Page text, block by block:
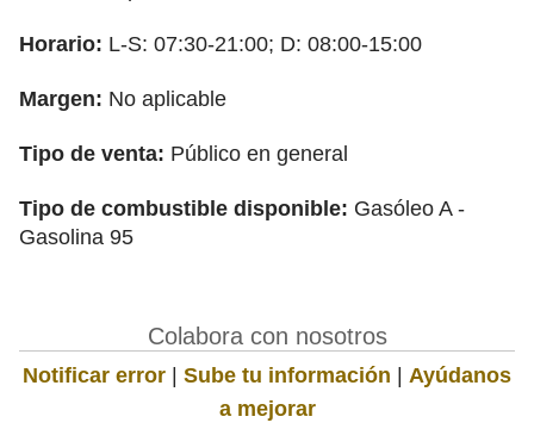
Horario: L-S: 07:30-21:00; D: 08:00-15:00
Margen: No aplicable
Tipo de venta: Público en general
Tipo de combustible disponible: Gasóleo A -
Gasolina 95
Colabora con nosotros
Notificar error | Sube tu información | Ayúdanos
a mejorar